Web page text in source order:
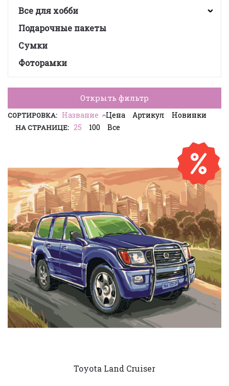
Все для хобби
Подарочные пакеты
Сумки
Фоторамки
Открыть фильтр
СОРТИРОВКА: Название Цена Артикул Новинки
НА СТРАНИЦЕ: 25 100 Все
Toyota Land Cruiser